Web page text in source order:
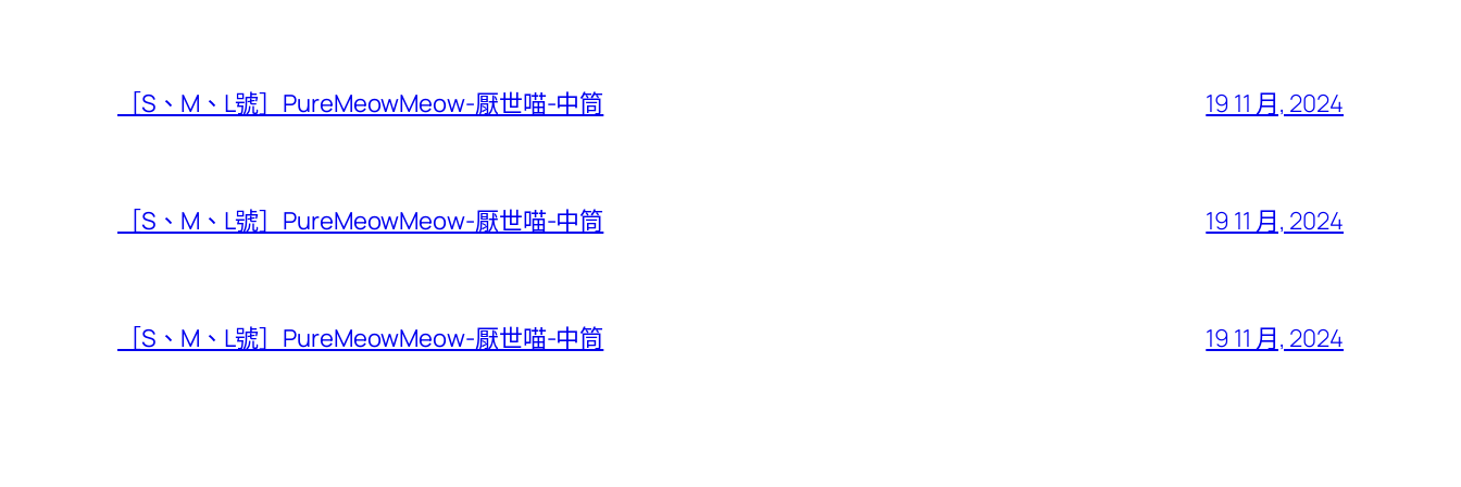
［S、M、L號］PureMeowMeow-厭世喵-中筒 19 11 月, 2024
［S、M、L號］PureMeowMeow-厭世喵-中筒 19 11 月, 2024
［S、M、L號］PureMeowMeow-厭世喵-中筒 19 11 月, 2024